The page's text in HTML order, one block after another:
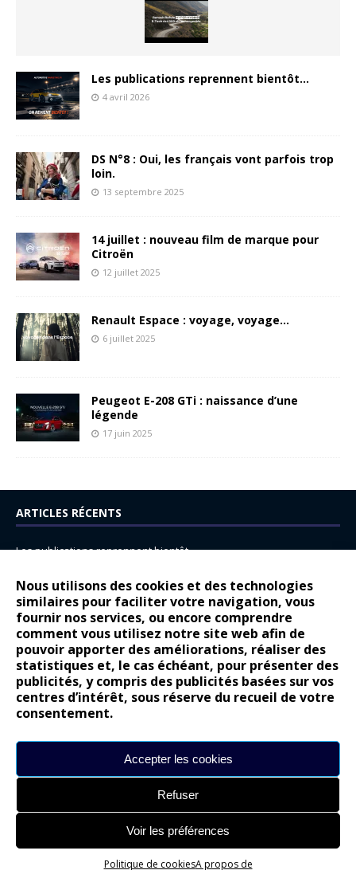
Nous utilisons des cookies et des technologies
similaires pour faciliter votre navigation, vous
fournir nos services, ou encore comprendre
comment vous utilisez notre site web afin de
pouvoir apporter des améliorations, réaliser des
statistiques et, le cas échéant, pour présenter des
publicités, y compris des publicités basées sur vos
centres d’intérêt, sous réserve du recueil de votre
consentement.
Accepter les cookies
Refuser
Voir les préférences
Politique de cookiesA propos de
Les publications reprennent bientôt…
4 avril 2026
DS N°8 : Oui, les français vont parfois trop
loin.
13 septembre 2025
14 juillet : nouveau film de marque pour
Citroën
12 juillet 2025
Renault Espace : voyage, voyage…
6 juillet 2025
Peugeot E-208 GTi : naissance d’une
légende
17 juin 2025
ARTICLES RÉCENTS
Les publications reprennent bientôt…
14 juillet : nouveau film de marque pour Citroën
Renault Espace : voyage, voyage…
Peugeot E-208 GTi : naissance d’une légende
COMMENTAIRES RÉCENTS
Bernard Dardartdans
Gilly
gyo
Lancia Ypsilon : naturellement envoûtante ?
Site réalisé parAlexandre Hamed